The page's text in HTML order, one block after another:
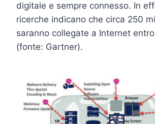
digitale e sempre connesso. In
ricerche indicano che circa 250
saranno collegate a Internet
(fonte: Gartner).